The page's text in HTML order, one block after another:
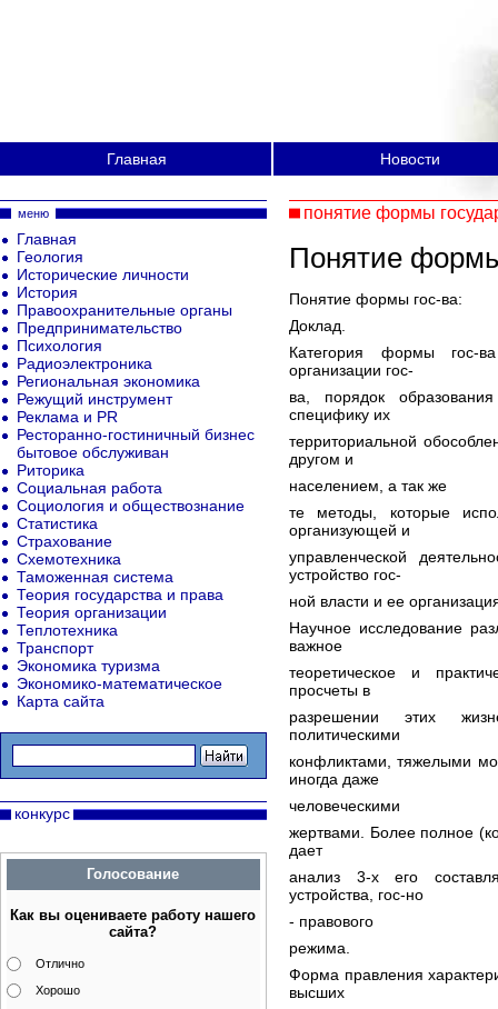
Главная Новости
понятие формы
Понятие
Понятие формы гос-ва:
Доклад.
Категория формы гос-
организации гос-
ва, порядок
специфику их
территориальной
другом и
населением, а так же
те методы, которые
организующей и
управленческой
устройство гос-
ной власти и ее
Научное исследование
важное
теоретическое и
просчеты в
разрешении этих
политическими
конфликтами, тяжелыми
иногда даже
человеческими
жертвами. Более полное
дает
анализ 3-х его
устройства, гос-но
- правового
режима.
Форма правления
высших
меню
Главная
Геология
Исторические личности
История
Правоохранительные органы
Предпринимательство
Психология
Радиоэлектроника
Региональная экономика
Режущий инструмент
Реклама и PR
Ресторанно-гостиничный бизнес
бытовое обслуживан
Риторика
Социальная работа
Социология и обществознание
Статистика
Страхование
Схемотехника
Таможенная система
Теория государства и права
Теория организации
Теплотехника
Транспорт
Экономика туризма
Экономико-математическое
Карта сайта
конкурс
Голосование
Как вы оцениваете работу нашего
сайта?
Отлично
Хорошо